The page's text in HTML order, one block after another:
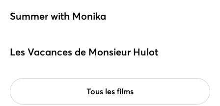
Summer with Monika
Les Vacances de Monsieur Hulot
Tous les films